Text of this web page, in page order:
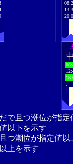
で且つ潮位が指
以下を示す
つ潮位が指定値以
上を示す